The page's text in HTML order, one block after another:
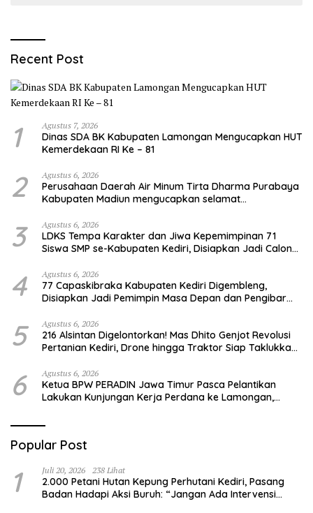
Recent Post
1 Agustus 7, 2026
Dinas SDA BK Kabupaten Lamongan Mengucapkan HUT
Kemerdekaan RI Ke – 81
2 Agustus 6, 2026
Perusahaan Daerah Air Minum Tirta Dharma Purabaya
Kabupaten Madiun mengucapkan selamat
3 Agustus 6, 2026
LDKS Tempa Karakter dan Jiwa Kepemimpinan 71
Siswa SMP se-Kabupaten Kediri, Disiapkan Jadi Calon
4 Agustus 6, 2026
77 Capaskibraka Kabupaten Kediri Digembleng,
Disiapkan Jadi Pemimpin Masa Depan dan Pengibar
5 Agustus 6, 2026
216 Alsintan Digelontorkan! Mas Dhito Genjot Revolusi
Pertanian Kediri, Drone hingga Traktor Siap Taklukkan
6 Agustus 6, 2026
Ketua BPW PERADIN Jawa Timur Pasca Pelantikan
Lakukan Kunjungan Kerja Perdana ke Lamongan,
Popular Post
1 Juli 20, 2026 238 Lihat
2.000 Petani Hutan Kepung Perhutani Kediri, Pasang
Badan Hadapi Aksi Buruh: “Jangan Ada Intervensi